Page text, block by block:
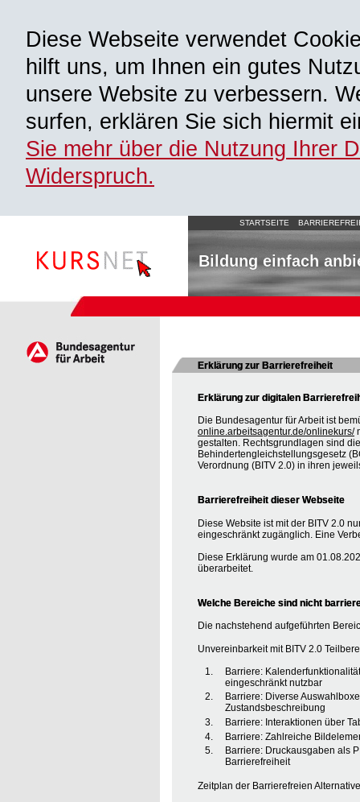
Diese Webseite verwendet
hilft uns, um Ihnen ein gutes
unsere Website zu verbessern.
surfen, erklären Sie sich hiermit
Sie mehr über die Nutzung Ihrer
Widerspruch.
STARTSEITE
Bildung einfach
Erklärung zur Barrierefreiheit
Erklärung zur digitalen
Die Bundesagentur für Arbeit ist
online.arbeitsagentur.de/onlinekurs/
gestalten. Rechtsgrundlagen sind
Behindertengleichstellungsgesetz
Verordnung (BITV 2.0) in ihren
Barrierefreiheit dieser Webseite
Diese Website ist mit der BITV 2.0
eingeschränkt zugänglich. Eine
Diese Erklärung wurde am
überarbeitet.
Welche Bereiche sind nicht
Die nachstehend aufgeführten
Unvereinbarkeit mit BITV 2.0
Barriere:
eingeschränkt nutzbar
Barriere: Diverse
Zustandsbeschreibung
Barriere: Interaktionen über
Barriere: Zahlreiche
Barriere: Druckausgaben als
Barrierefreiheit
Zeitplan der Barrierefreien